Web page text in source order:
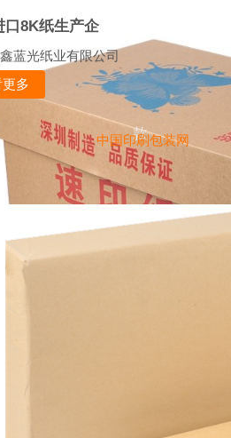
口8K纸生产企
蓝光纸业有限公司
多
款
中国印刷包装网